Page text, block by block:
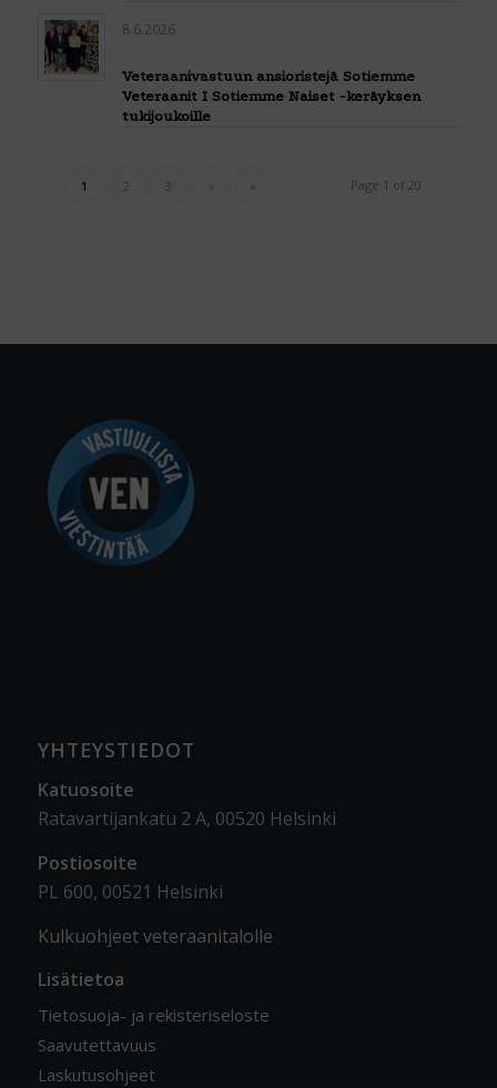
8.6.2026
Veteraanivastuun ansioristejä Sotiemme
Veteraanit I Sotiemme Naiset -keräyksen
tukijoukoille
Page 1 of 20
1 2 3 › »
YHTEYSTIEDOT
Katuosoite
Ratavartijankatu 2 A, 00520 Helsinki
Postiosoite
PL 600, 00521 Helsinki
Kulkuohjeet veteraanitalolle
Lisätietoa
Tietosuoja- ja rekisteriseloste
Saavutettavuus
Laskutusohjeet